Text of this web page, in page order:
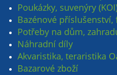
Poukázky, suvenýry
Bazénové
Potřeby na dům,
Náhradní díly
Akvaristika, teraristika
Bazarové zboží